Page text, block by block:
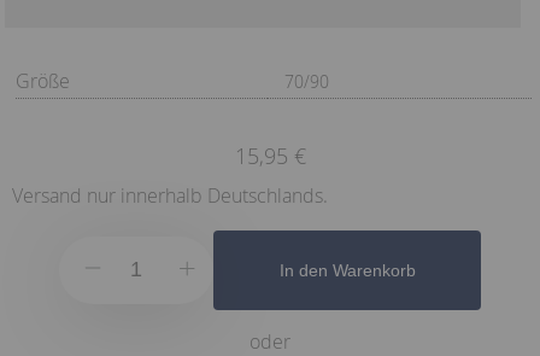
Größe 70/90
15,95 €
Versand nur innerhalb Deutschlands.
In den Warenkorb
oder